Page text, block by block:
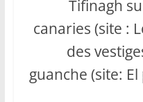
Tifinagh
canaries (site :
des
guanche (site: